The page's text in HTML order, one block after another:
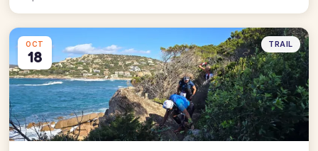
OCT
18
TRAIL